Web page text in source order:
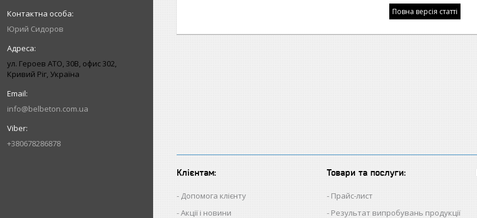
Юрий Сидоров
ул. Героев АТО, 30В, офис 302,
Кривий Ріг, Україна
info@belbeton.com.ua
+380678286878
Повна версія статті
Клієнтам:
Допомога клієнту
Акції і новини
Товари та послуги:
Прайс-лист
Результат випробувань продукції